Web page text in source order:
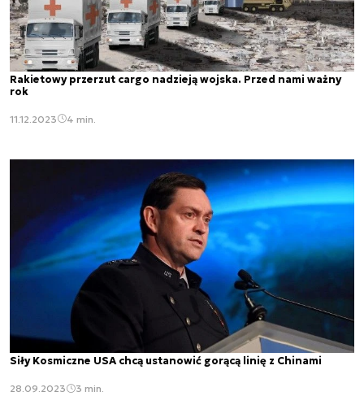
Rakietowy przerzut cargo nadzieją wojska. Przed nami ważny
rok
11.12.2023 4 min.
Siły Kosmiczne USA chcą ustanowić gorącą linię z Chinami
28.09.2023 3 min.